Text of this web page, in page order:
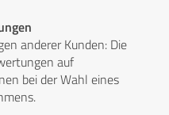
anderer Kunden: Die
auf
bei der Wahl eines